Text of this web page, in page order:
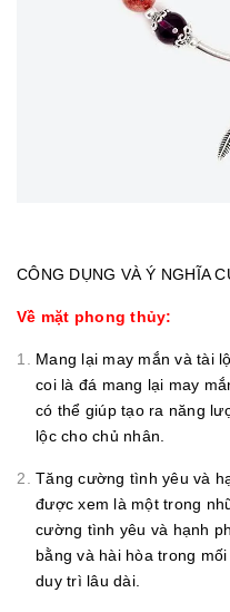
CÔNG DỤNG VÀ Ý NGHĨA
Về mặt phong thủy:
Mang lại may mắn và tài
coi là đá mang lại may
có thể giúp tạo ra năng
lộc cho chủ nhân.
Tăng cường tình yêu và
được xem là một trong
cường tình yêu và hạnh
bằng và hài hòa trong
duy trì lâu dài.